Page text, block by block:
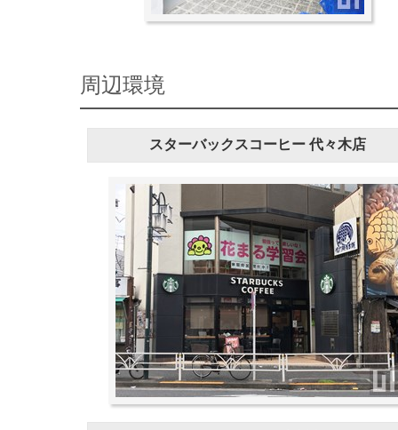
周辺環境
スターバックスコーヒー 代々木店